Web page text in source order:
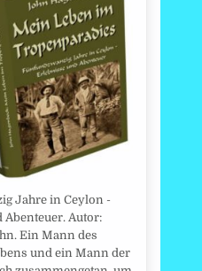
Jahre in Ceylon -
Autor:
Ein Mann des
und ein Mann der